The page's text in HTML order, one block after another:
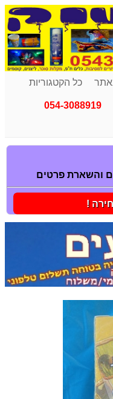
כל הקטגוריות
054-3088919
והשארת פרטים
!